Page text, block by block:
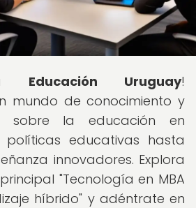
a Educación Uruguay!
mundo de conocimiento y
sobre la educación en
políticas educativas hasta
innovadores. Explora
"Tecnología en MBA
híbrido" y adéntrate en